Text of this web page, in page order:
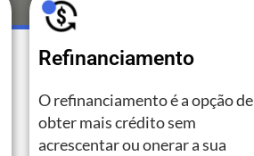
Refinanciamento
O refinanciamento é a opção de
obter mais crédito sem
acrescentar ou onerar a sua